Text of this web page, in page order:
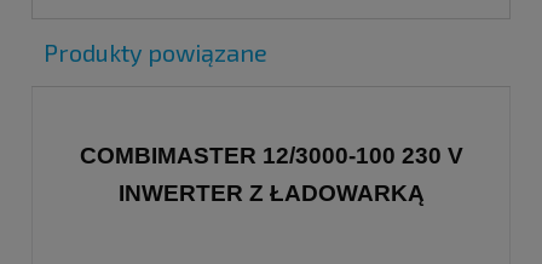
Produkty powiązane
COMBIMASTER 12/3000-100 230 V
INWERTER Z ŁADOWARKĄ